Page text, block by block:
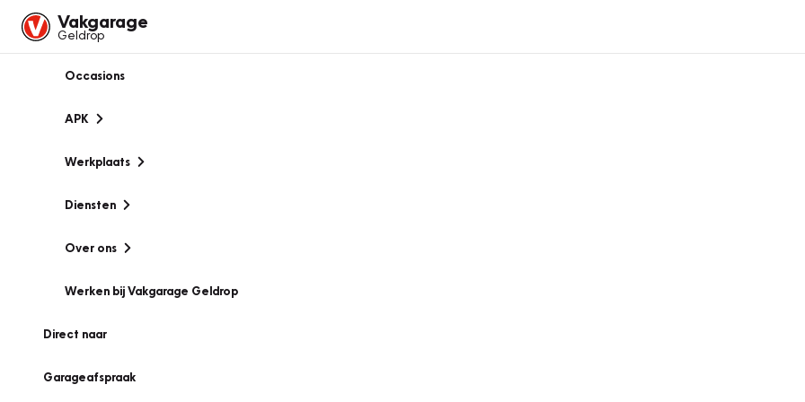
Vakgarage
Geldrop
Occasions
APK
Werkplaats
Diensten
Over ons
Werken bij Vakgarage Geldrop
Direct naar
Garageafspraak